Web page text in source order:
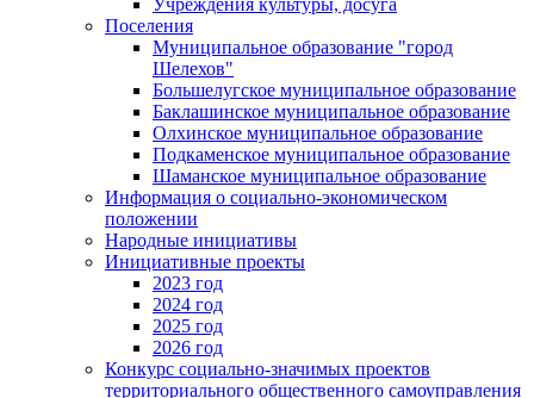
Поселения
Муниципальное образование "город
Шелехов"
Большелугское муниципальное образование
Баклашинское муниципальное образование
Олхинское муниципальное образование
Подкаменское муниципальное образование
Шаманское муниципальное образование
Информация о социально-экономическом
положении
Народные инициативы
Инициативные проекты
2023 год
2024 год
2025 год
2026 год
Конкурс социально-значимых проектов
территориального общественного самоуправления